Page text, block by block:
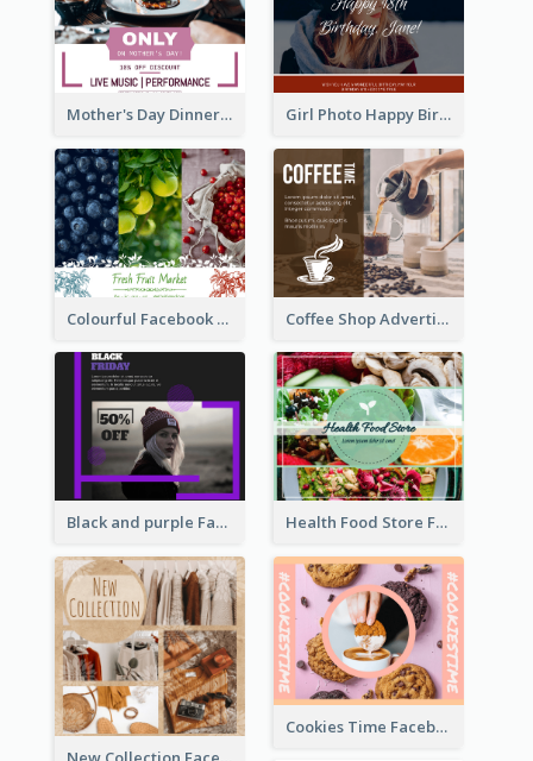
Mother's Day Dinner Discount Facebook Post Girl Photo Happy Birthday Facebook Post
Colourful Facebook Post About Fruit Market With Photos Coffee Shop Advertising Facebook Post With Details
Black and purple Facebook Post Health Food Store Facebook Post
Cookies Time Facebook Post